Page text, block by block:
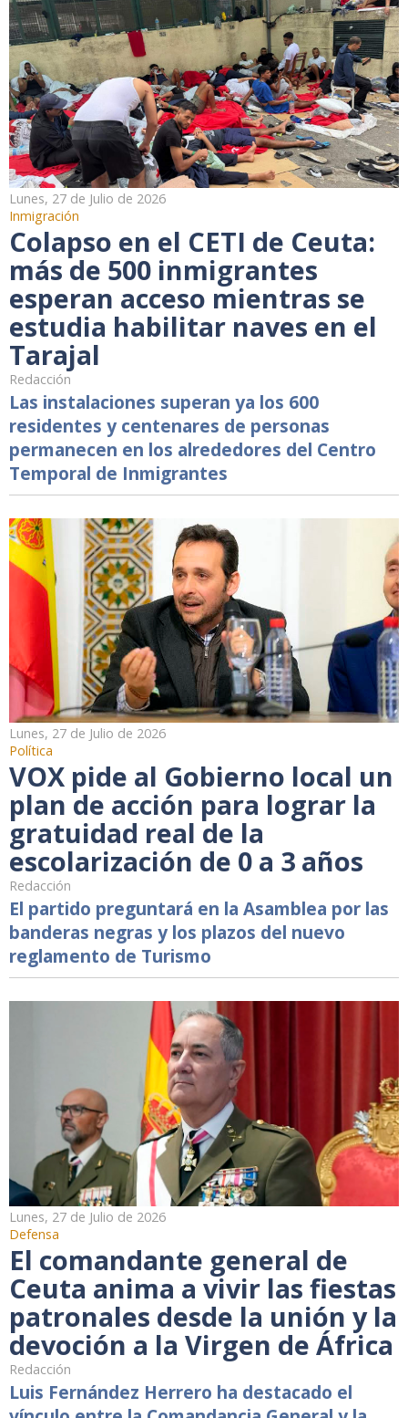
Lunes, 27 de Julio de 2026
Inmigración
Colapso en el CETI de Ceuta:
más de 500 inmigrantes
esperan acceso mientras se
estudia habilitar naves en el
Tarajal
Redacción
Las instalaciones superan ya los 600
residentes y centenares de personas
permanecen en los alrededores del Centro
Temporal de Inmigrantes
Lunes, 27 de Julio de 2026
Política
VOX pide al Gobierno local un
plan de acción para lograr la
gratuidad real de la
escolarización de 0 a 3 años
Redacción
El partido preguntará en la Asamblea por las
banderas negras y los plazos del nuevo
reglamento de Turismo
Lunes, 27 de Julio de 2026
Defensa
El comandante general de
Ceuta anima a vivir las fiestas
patronales desde la unión y la
devoción a la Virgen de África
Redacción
Luis Fernández Herrero ha destacado el